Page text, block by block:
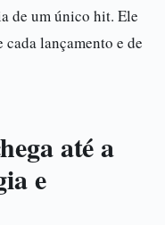
de um único hit. Ele
lançamento e de
até a
e